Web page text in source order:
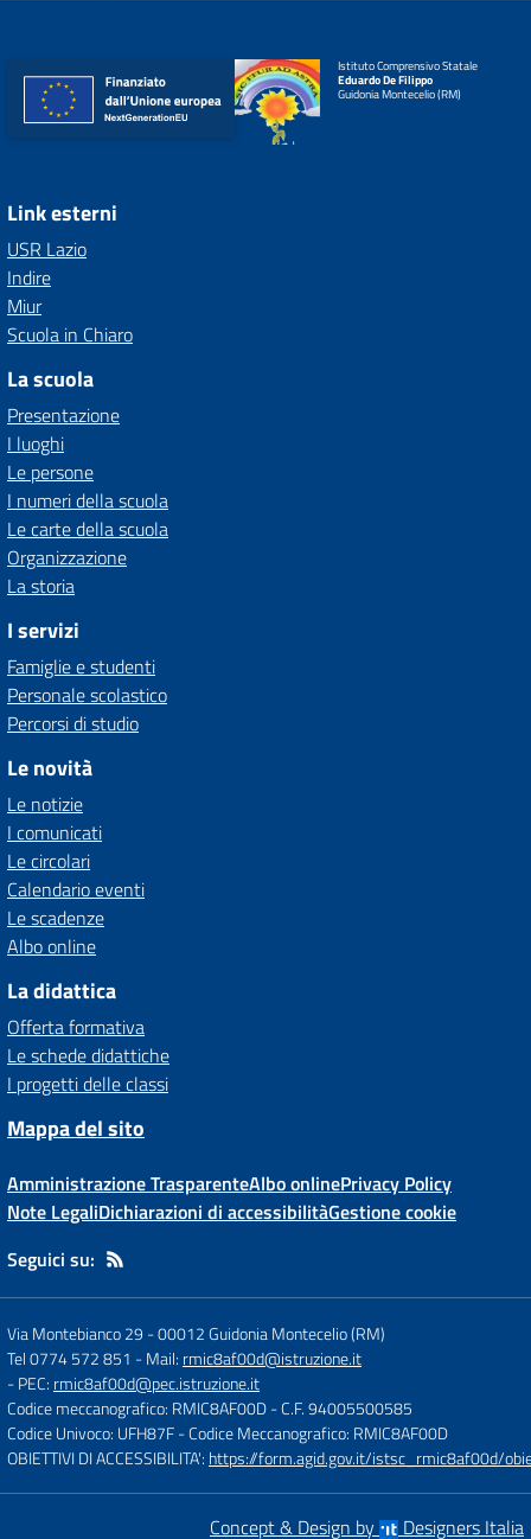
Istituto Comprensivo Statale
Eduardo De Filippo
Guidonia Montecelio (RM)
Link esterni
USR Lazio
Indire
Miur
Scuola in Chiaro
La scuola
Presentazione
I luoghi
Le persone
I numeri della scuola
Le carte della scuola
Organizzazione
La storia
I servizi
Famiglie e studenti
Personale scolastico
Percorsi di studio
Le novità
Le notizie
I comunicati
Le circolari
Calendario eventi
Le scadenze
Albo online
La didattica
Offerta formativa
Le schede didattiche
I progetti delle classi
Mappa del sito
Amministrazione TrasparenteAlbo onlinePrivacy Policy
Note LegaliDichiarazioni di accessibilitàGestione cookie
Seguici su:
Via Montebianco 29 -00012 Guidonia Montecelio (RM)
Tel 0774 572 851 - Mail: rmic8af00d@istruzione.it
- PEC: rmic8af00d@pec.istruzione.it
Codice meccanografico: RMIC8AF00D- C.F. 94005500585
Codice Univoco: UFH87F- Codice Meccanografico: RMIC8AF00D
OBIETTIVI DI ACCESSIBILITA': https://form.agid.gov.it/istsc_rmic8af00d/
Concept & Design by Designers Italia